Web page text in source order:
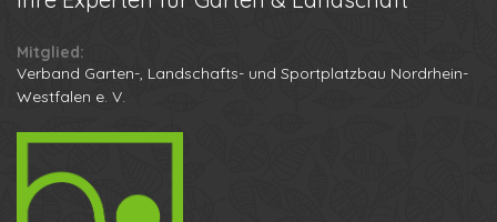
Mitglied:
Verband Garten-, Landschafts- und Sportplatzbau Nordrhein-
Westfalen e. V.